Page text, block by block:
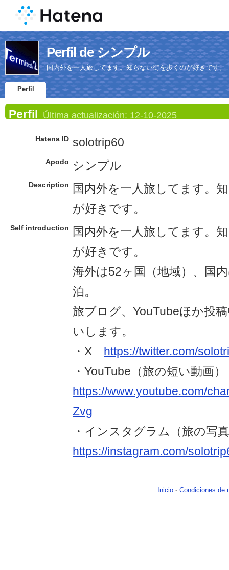
Perfil de シンプル
国内外を一人旅してます。知らない街を歩くのが好きです。
Perfil
Perfil Última actualización: 12-10-2025
Hatena ID solotrip60
Apodo シンプル
Description
国内外を一人旅してます。
が好きです。
Self introduction
国内外を一人旅してます。
が好きです。
海外は52ヶ国（地域）、国
泊。
旅ブログ、YouTubeほか投
いします。
・X
https://twitter.com/
・YouTube（旅の短い動画
https://www.youtube.com/
Zvg
・インスタグラム（旅の
https://instagram.com/
Inicio - Condiciones de